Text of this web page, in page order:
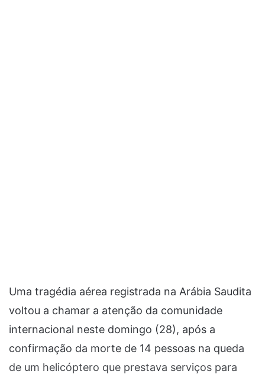
Uma tragédia aérea registrada na Arábia Saudita
voltou a chamar a atenção da comunidade
internacional neste domingo (28), após a
confirmação da morte de 14 pessoas na queda
de um helicóptero que prestava serviços para